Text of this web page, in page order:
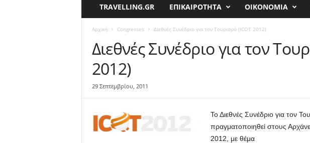
a
TRAVELLING.GR ΕΠΙΚΑΙΡΟΤΗΤΑ ΟΙΚΟΝΟΜΙΑ
Αρχική Congresses Διεθνές Συνέδριο για τον Τουρισμό (ICOT 2012)
Διεθνές Συνέδριο για τον
2012)
29 Σεπτεμβρίου, 2011
Το Διεθνές Συνέδριο για τον
πραγματοποιηθεί στους
2012, με θέμα